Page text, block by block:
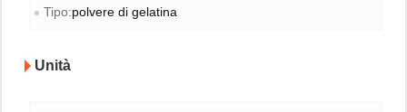
Tipo:polvere di gelatina
Unità